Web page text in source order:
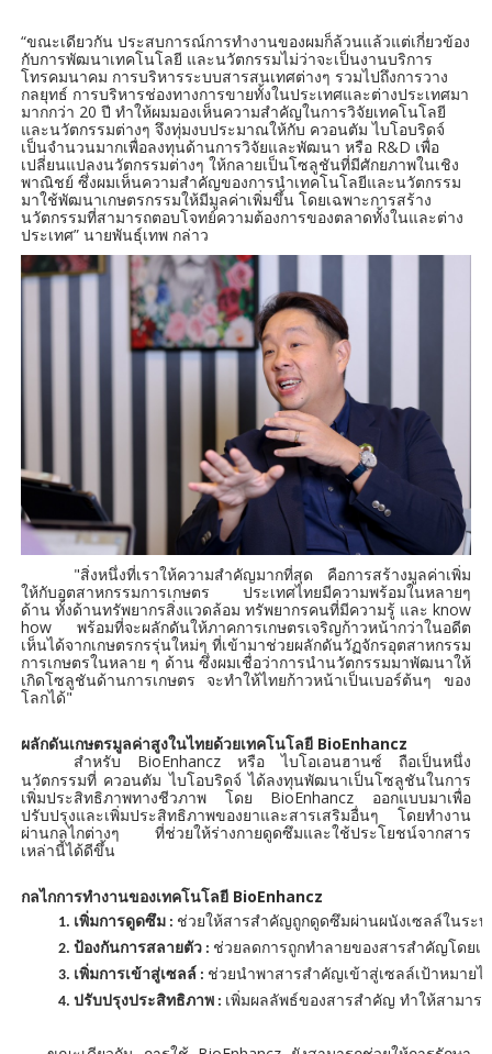
“ขณะเดียวกัน ประสบการณ์การทำงานของผมก็ล้วนแล้วแต่เกี่ยวข้อง
กับการพัฒนาเทคโนโลยี และนวัตกรรมไม่ว่าจะเป็นงานบริการ
โทรคมนาคม การบริหารระบบสารสนเทศต่างๆ รวมไปถึงการวาง
กลยุทธ์ การบริหารช่องทางการขายทั้งในประเทศและต่างประเทศมา
มากกว่า 20 ปี ทำให้ผมมองเห็นความสำคัญในการวิจัยเทคโนโลยี
และนวัตกรรมต่างๆ จึงทุ่มงบประมาณให้กับ ควอนตัม ไบโอบริดจ์
เป็นจำนวนมากเพื่อลงทุนด้านการวิจัยและพัฒนา หรือ R&D เพื่อ
เปลี่ยนแปลงนวัตกรรมต่างๆ ให้กลายเป็นโซลูชันที่มีศักยภาพในเชิง
พาณิชย์ ซึ่งผมเห็นความสำคัญของการนำเทคโนโลยีและนวัตกรรม
มาใช้พัฒนาเกษตรกรรมให้มีมูลค่าเพิ่มขึ้น โดยเฉพาะการสร้าง
นวัตกรรมที่สามารถตอบโจทย์ความต้องการของตลาดทั้งในและต่าง
ประเทศ” นายพันธุ์เทพ กล่าว
"สิ่งหนึ่งที่เราให้ความสำคัญมากที่สุด คือการสร้างมูลค่าเพิ่ม
ให้กับอุตสาหกรรมการเกษตร ประเทศไทยมีความพร้อมในหลายๆ
ด้าน ทั้งด้านทรัพยากรสิ่งแวดล้อม ทรัพยากรคนที่มีความรู้ และ know
how พร้อมที่จะผลักดันให้ภาคการเกษตรเจริญก้าวหน้ากว่าในอดีต
เห็นได้จากเกษตรกรรุ่นใหม่ๆ ที่เข้ามาช่วยผลักดันวัฏจักรอุตสาหกรรม
การเกษตรในหลาย ๆ ด้าน ซึ่งผมเชื่อว่าการนำนวัตกรรมมาพัฒนาให้
เกิดโซลูชันด้านการเกษตร จะทำให้ไทยก้าวหน้าเป็นเบอร์ต้นๆ ของ
โลกได้"
ผลักดันเกษตรมูลค่าสูงในไทยด้วยเทคโนโลยี BioEnhancz
สำหรับ BioEnhancz หรือ ไบโอเอนฮานซ์ถือเป็นหนึ่ง
นวัตกรรมที่ ควอนตัม ไบโอบริดจ์ ได้ลงทุนพัฒนาเป็นโซลูชันในการ
เพิ่มประสิทธิภาพทางชีวภาพ โดย BioEnhancz ออกแบบมาเพื่อ
ปรับปรุงและเพิ่มประสิทธิภาพของยาและสารเสริมอื่นๆ โดยทำงาน
ผ่านกลไกต่างๆ ที่ช่วยให้ร่างกายดูดซึมและใช้ประโยชน์จากสาร
เหล่านี้ได้ดีขึ้น
กลไกการทำงานของเทคโนโลยี BioEnhancz
เพิ่มการดูดซึม : ช่วยให้สารสำคัญถูกดูดซึมผ่านผนังเซลล์ในระ
ป้องกันการสลายตัว : ช่วยลดการถูกทำลายของสารสำคัญโดยเ
เพิ่มการเข้าสู่เซลล์ : ช่วยนำพาสารสำคัญเข้าสู่เซลล์เป้าหมาย
ปรับปรุงประสิทธิภาพ : เพิ่มผลลัพธ์ของสารสำคัญ ทำให้สามาร